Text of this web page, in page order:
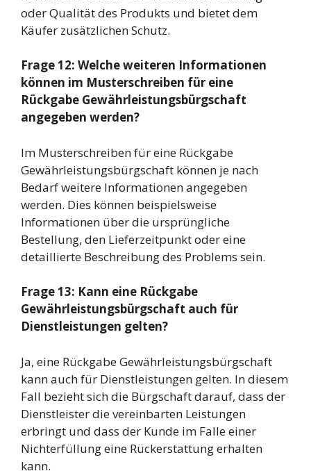
oder Qualität des Produkts und bietet dem
Käufer zusätzlichen Schutz.
Frage 12: Welche weiteren Informationen
können im Musterschreiben für eine
Rückgabe Gewährleistungsbürgschaft
angegeben werden?
Im Musterschreiben für eine Rückgabe
Gewährleistungsbürgschaft können je nach
Bedarf weitere Informationen angegeben
werden. Dies können beispielsweise
Informationen über die ursprüngliche
Bestellung, den Lieferzeitpunkt oder eine
detaillierte Beschreibung des Problems sein.
Frage 13: Kann eine Rückgabe
Gewährleistungsbürgschaft auch für
Dienstleistungen gelten?
Ja, eine Rückgabe Gewährleistungsbürgschaft
kann auch für Dienstleistungen gelten. In diesem
Fall bezieht sich die Bürgschaft darauf, dass der
Dienstleister die vereinbarten Leistungen
erbringt und dass der Kunde im Falle einer
Nichterfüllung eine Rückerstattung erhalten
kann.